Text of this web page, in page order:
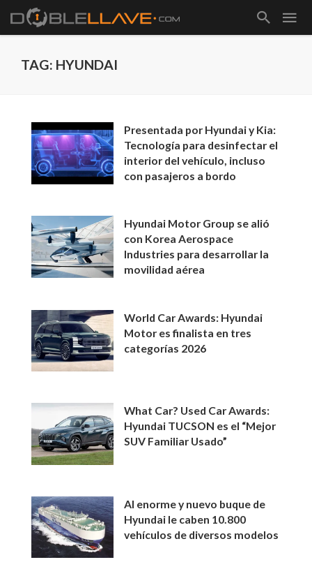
TAG: HYUNDAI
Presentada por Hyundai y Kia:
Tecnología para desinfectar el
interior del vehículo, incluso
con pasajeros a bordo
Hyundai Motor Group se alió
con Korea Aerospace
Industries para desarrollar la
movilidad aérea
World Car Awards: Hyundai
Motor es finalista en tres
categorías 2026
What Car? Used Car Awards:
Hyundai TUCSON es el “Mejor
SUV Familiar Usado”
Al enorme y nuevo buque de
Hyundai le caben 10.800
vehículos de diversos modelos